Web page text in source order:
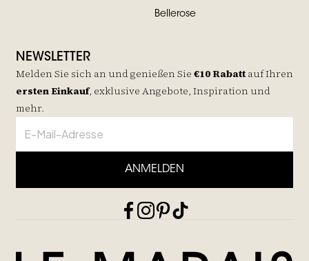
Bellerose
NEWSLETTER
Melden Sie sich an und genießen Sie €10 Rabatt aufIhren
ersten Einkauf, exklusive Angebote, Inspiration und
mehr.
ANMELDEN